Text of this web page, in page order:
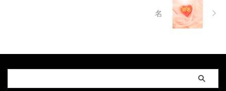
名